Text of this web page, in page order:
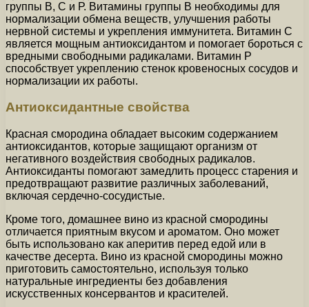
группы В, С и Р. Витамины группы В необходимы для
нормализации обмена веществ, улучшения работы
нервной системы и укрепления иммунитета. Витамин С
является мощным антиоксидантом и помогает бороться с
вредными свободными радикалами. Витамин Р
способствует укреплению стенок кровеносных сосудов и
нормализации их работы.
Антиоксидантные свойства
Красная смородина обладает высоким содержанием
антиоксидантов, которые защищают организм от
негативного воздействия свободных радикалов.
Антиоксиданты помогают замедлить процесс старения и
предотвращают развитие различных заболеваний,
включая сердечно-сосудистые.
Кроме того, домашнее вино из красной смородины
отличается приятным вкусом и ароматом. Оно может
быть использовано как аперитив перед едой или в
качестве десерта. Вино из красной смородины можно
приготовить самостоятельно, используя только
натуральные ингредиенты без добавления
искусственных консервантов и красителей.